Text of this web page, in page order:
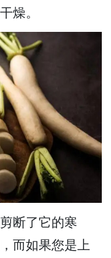
燥。
断了它的寒
而如果您是上